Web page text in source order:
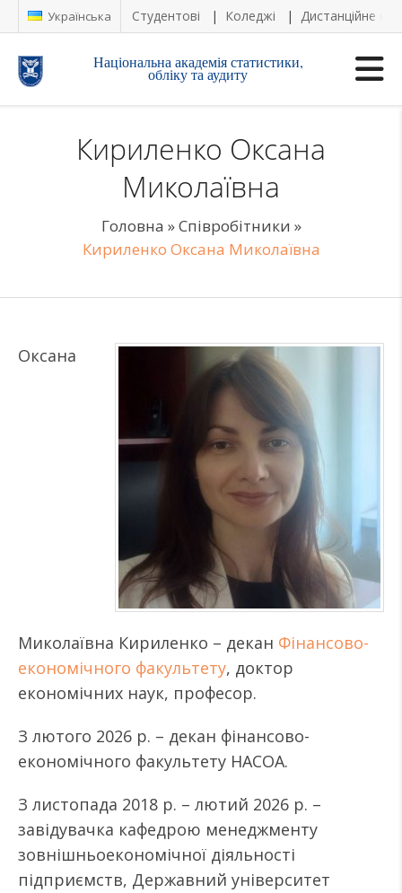
Українська Студентові Коледжі Дистанційне
Національна академія статистики,
обліку та аудиту
Кириленко Оксана
Миколаївна
Головна »Співробітники »
Кириленко Оксана Миколаївна
Оксана
Миколаївна Кириленко – декан Фінансово-
економічного факультету, доктор
економічних наук, професор.
З лютого 2026 р. – декан фінансово-
економічного факультету НАСОА.
З листопада 2018 р. – лютий 2026 р. –
завідувачка кафедрою менеджменту
зовнішньоекономічної діяльності
підприємств, Державний університет